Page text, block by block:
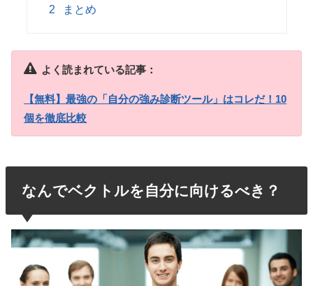
2 まとめ
よく読まれている記事：
【無料】最強の「自分の強み診断ツール」はコレだ！10
個を徹底比較
なんでベクトルを自分に向けるべき？